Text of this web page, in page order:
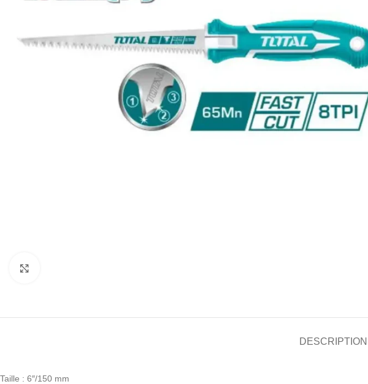
DESCRIPTION
Taille : 6″/150 mm